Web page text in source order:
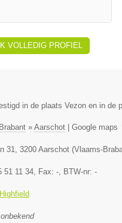
VOLLEDIG PROFIEL
in de plaats Vezon en in de
» Aarschot Google maps
31, 3200 Aarschot (Vlaams-
51 11 34, Fax: -, BTW-nr: -